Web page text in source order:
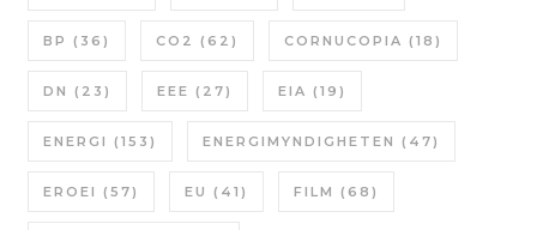
BP (36) CO2 (62) CORNUCOPIA (18)
DN (23) EEE (27) EIA (19)
ENERGI (153) ENERGIMYNDIGHETEN (47)
EROEI (57) EU (41) FILM (68)